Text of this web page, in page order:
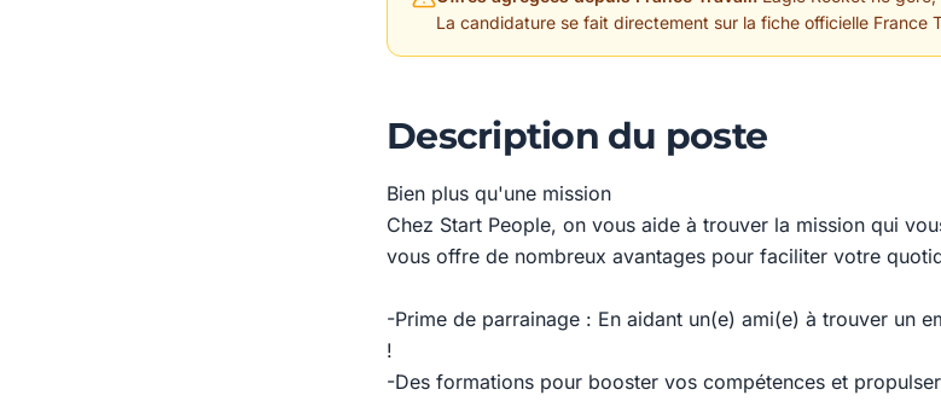
La candidature se fait directement sur la fiche officielle France
Description du poste
Bien plus qu'une mission
Chez Start People, on vous aide à trouver la mission qui
vous offre de nombreux avantages pour faciliter votre
-Prime de parrainage : En aidant un(e) ami(e) à trouver un
!
-Des formations pour booster vos compétences et